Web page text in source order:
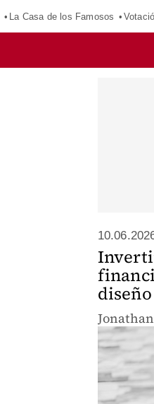
La Casa de los Famosos
diseño